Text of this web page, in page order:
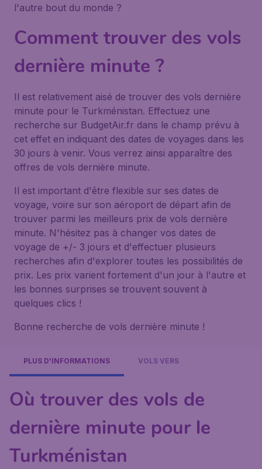
l'autre bout du monde ?
Comment trouver des vols
dernière minute ?
Il est relativement aisé de trouver des vols dernière
minute pour le Turkménistan. Effectuez une
recherche sur BudgetAir.fr dans le champ prévu à
cet effet en indiquant des dates de voyages dans les
30 jours à venir. Vous verrez ainsi apparaître des
offres de vols dernière minute.
Il est important d'être flexible sur ses dates de
voyage, voire sur son aéroport de départ afin de
trouver parmi les meilleurs prix de vols dernière
minute. N'hésitez pas à changer vos dates de
voyage de +/- 3 jours et d'effectuer plusieurs
recherches afin d'explorer toutes les possibilités de
prix. Les prix varient fortement d'un jour à l'autre et
les bonnes surprises se trouvent souvent à
quelques clics !
Bonne recherche de vols dernière minute !
PLUS D'INFORMATIONS VOLS VERS
Où trouver des vols de
dernière minute pour le
Turkménistan